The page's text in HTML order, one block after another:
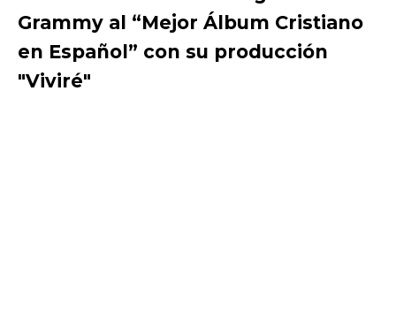
Grammy al “Mejor Álbum Cristiano
en Español” con su producción
"Viviré"